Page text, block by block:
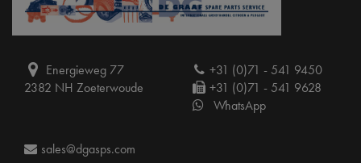
Energieweg 77
2382 NH Zoeterwoude
+31 (0)71 - 541 9450
+31 (0)71 - 541 9628
WhatsApp
sales@dgasps.com